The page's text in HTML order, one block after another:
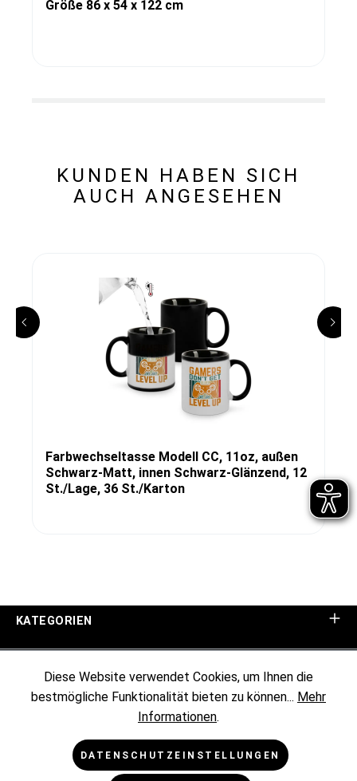
Größe 86 x 54 x 122 cm
KUNDEN HABEN SICH
AUCH ANGESEHEN
Farbwechseltasse Modell CC, 11oz, außen
Schwarz-Matt, innen Schwarz-Glänzend, 12
St./Lage, 36 St./Karton
KATEGORIEN
KUNDENINFORMATIONEN
RECHTLICHES
Diese Website verwendet Cookies, um Ihnen die
bestmögliche Funktionalität bieten zu können... Mehr
Informationen.
DATENSCHUTZEINSTELLUNGEN